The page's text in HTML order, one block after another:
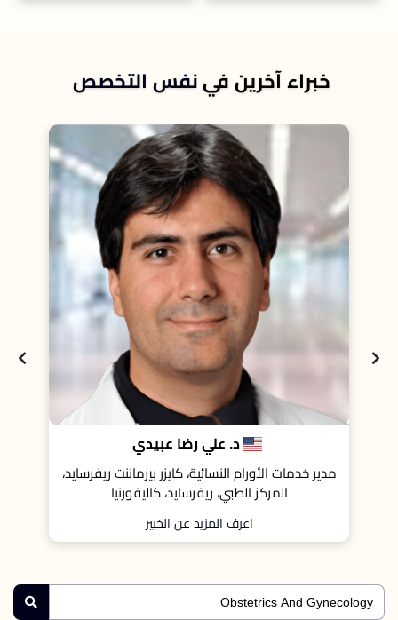
خبراء آخرين في نفس التخصص
النسائية، كايزر بيرماننت ريفرسايد،
الطبي، ريفرسايد، كاليفورنيا
أستاذ أورام النساء بمعهد
بجامعة برمنجهام،